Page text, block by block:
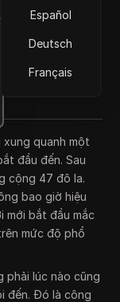
Español
Deutsch
Français
phút
quanh một
đầu đến. Sau
cộng 47 đô la.
bao giờ hiệu
mới bắt đầu mắc
mức độ phổ
phải lúc nào cũng
đến. Đó là công